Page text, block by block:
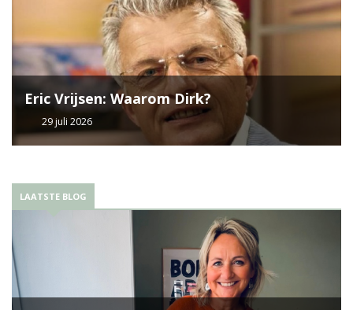
Eric Vrijsen: Waarom Dirk?
29 juli 2026
LAATSTE BLOG